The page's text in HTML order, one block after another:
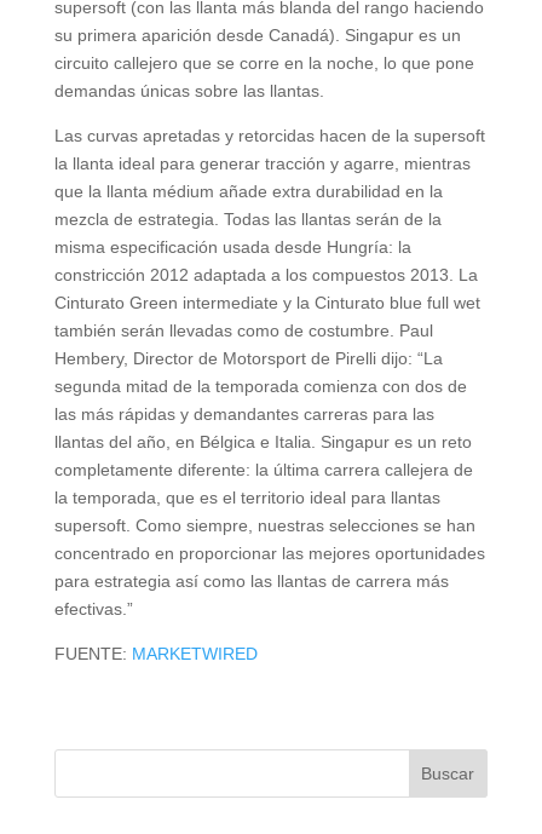
supersoft (con las llanta más blanda del rango haciendo
su primera aparición desde Canadá). Singapur es un
circuito callejero que se corre en la noche, lo que pone
demandas únicas sobre las llantas.
Las curvas apretadas y retorcidas hacen de la supersoft
la llanta ideal para generar tracción y agarre, mientras
que la llanta médium añade extra durabilidad en la
mezcla de estrategia. Todas las llantas serán de la
misma especificación usada desde Hungría: la
constricción 2012 adaptada a los compuestos 2013. La
Cinturato Green intermediate y la Cinturato blue full wet
también serán llevadas como de costumbre. Paul
Hembery, Director de Motorsport de Pirelli dijo: “La
segunda mitad de la temporada comienza con dos de
las más rápidas y demandantes carreras para las
llantas del año, en Bélgica e Italia. Singapur es un reto
completamente diferente: la última carrera callejera de
la temporada, que es el territorio ideal para llantas
supersoft. Como siempre, nuestras selecciones se han
concentrado en proporcionar las mejores oportunidades
para estrategia así como las llantas de carrera más
efectivas.”
FUENTE: MARKETWIRED